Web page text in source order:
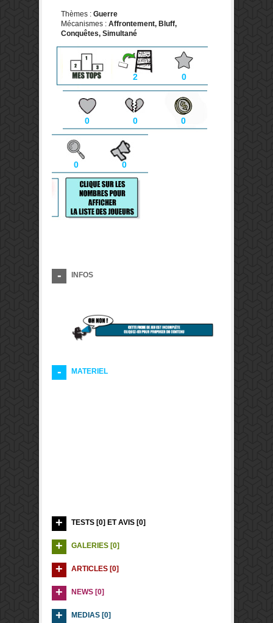
Thèmes : Guerre
Mécanismes : Affrontement, Bluff,
Conquêtes, Simultané
2 0
0 0 0
0 0
INFOS
MATERIEL
TESTS [0] ET AVIS [0]
GALERIES [0]
ARTICLES [0]
NEWS [0]
MEDIAS [0]